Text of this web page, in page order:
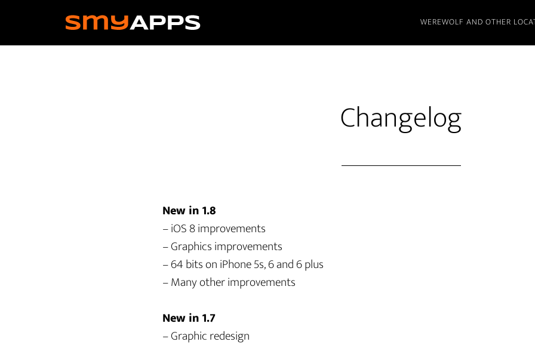
main
WEREWOLF AND OTHER
Changelog
New in 1.8
– iOS 8 improvements
– Graphics improvements
– 64 bits on iPhone 5s, 6 and 6 plus
– Many other improvements
New in 1.7
– Graphic redesign